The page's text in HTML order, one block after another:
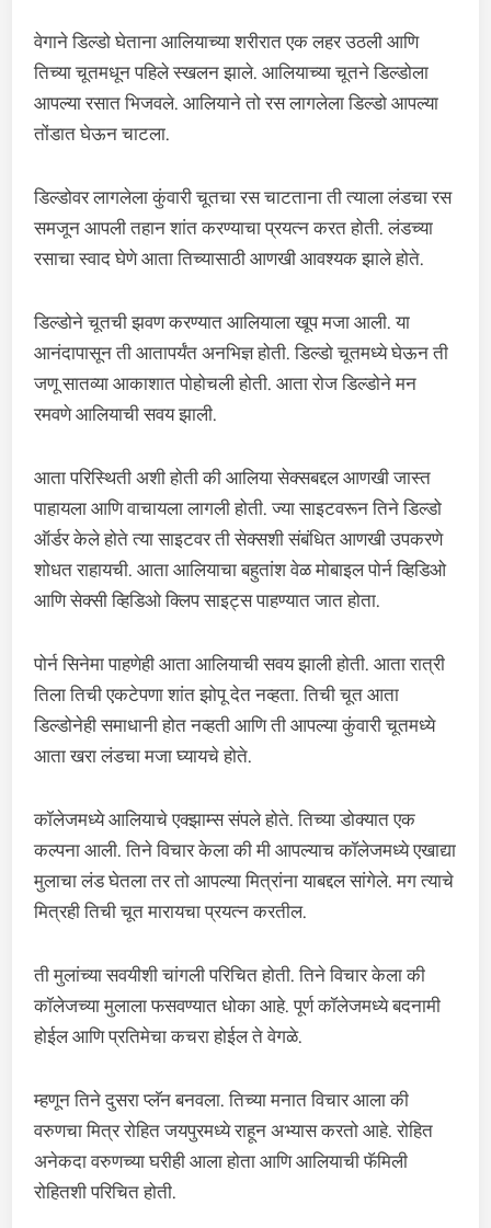
वेगाने डिल्डो घेताना आलियाच्या शरीरात एक लहर उठली आणि
तिच्या चूतमधून पहिले स्खलन झाले. आलियाच्या चूतने डिल्डोला
आपल्या रसात भिजवले. आलियाने तो रस लागलेला डिल्डो आपल्या
तोंडात घेऊन चाटला.
डिल्डोवर लागलेला कुंवारी चूतचा रस चाटताना ती त्याला लंडचा रस
समजून आपली तहान शांत करण्याचा प्रयत्न करत होती. लंडच्या
रसाचा स्वाद घेणे आता तिच्यासाठी आणखी आवश्यक झाले होते.
डिल्डोने चूतची झवण करण्यात आलियाला खूप मजा आली. या
आनंदापासून ती आतापर्यंत अनभिज्ञ होती. डिल्डो चूतमध्ये घेऊन ती
जणू सातव्या आकाशात पोहोचली होती. आता रोज डिल्डोने मन
रमवणे आलियाची सवय झाली.
आता परिस्थिती अशी होती की आलिया सेक्सबद्दल आणखी जास्त
पाहायला आणि वाचायला लागली होती. ज्या साइटवरून तिने डिल्डो
ऑर्डर केले होते त्या साइटवर ती सेक्सशी संबंधित आणखी उपकरणे
शोधत राहायची. आता आलियाचा बहुतांश वेळ मोबाइल पोर्न व्हिडिओ
आणि सेक्सी व्हिडिओ क्लिप साइट्स पाहण्यात जात होता.
पोर्न सिनेमा पाहणेही आता आलियाची सवय झाली होती. आता रात्री
तिला तिची एकटेपणा शांत झोपू देत नव्हता. तिची चूत आता
डिल्डोनेही समाधानी होत नव्हती आणि ती आपल्या कुंवारी चूतमध्ये
आता खरा लंडचा मजा घ्यायचे होते.
कॉलेजमध्ये आलियाचे एक्झाम्स संपले होते. तिच्या डोक्यात एक
कल्पना आली. तिने विचार केला की मी आपल्याच कॉलेजमध्ये एखाद्या
मुलाचा लंड घेतला तर तो आपल्या मित्रांना याबद्दल सांगेले. मग त्याचे
मित्रही तिची चूत मारायचा प्रयत्न करतील.
ती मुलांच्या सवयीशी चांगली परिचित होती. तिने विचार केला की
कॉलेजच्या मुलाला फसवण्यात धोका आहे. पूर्ण कॉलेजमध्ये बदनामी
होईल आणि प्रतिमेचा कचरा होईल ते वेगळे.
म्हणून तिने दुसरा प्लॅन बनवला. तिच्या मनात विचार आला की
वरुणचा मित्र रोहित जयपुरमध्ये राहून अभ्यास करतो आहे. रोहित
अनेकदा वरुणच्या घरीही आला होता आणि आलियाची फॅमिली
रोहितशी परिचित होती.